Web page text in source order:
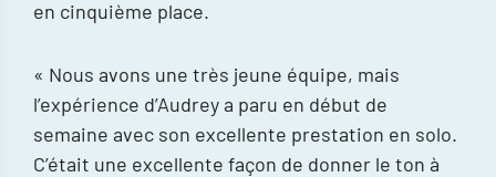
en cinquième place.
« Nous avons une très jeune équipe, mais
l’expérience d’Audrey a paru en début de
semaine avec son excellente prestation en solo.
C’était une excellente façon de donner le ton à